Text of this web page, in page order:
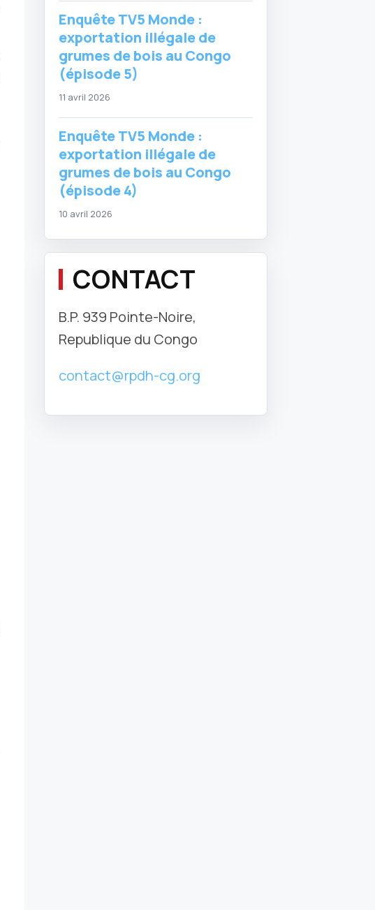
Enquête TV5 Monde :
exportation illégale de
grumes de bois au Congo
(épisode 5)
11 avril 2026
Enquête TV5 Monde :
exportation illégale de
grumes de bois au Congo
(épisode 4)
10 avril 2026
CONTACT
B.P. 939 Pointe-Noire,
Republique du Congo
contact@rpdh-cg.org